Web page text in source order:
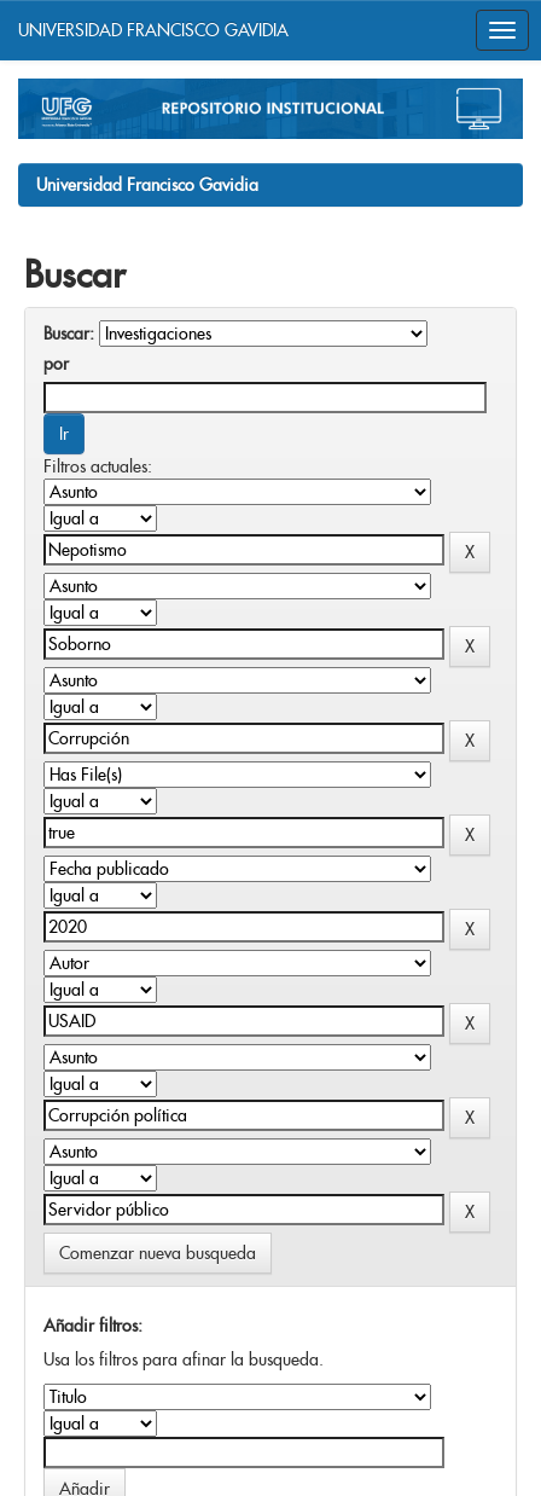
navigation
UNIVERSIDAD FRANCISCO GAVIDIA
Universidad Francisco Gavidia
Buscar
Buscar:
por
Filtros actuales:
Comenzar nueva busqueda
Añadir filtros:
Usa los filtros para afinar la busqueda.